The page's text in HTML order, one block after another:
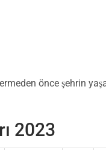
önce şehrin
2023